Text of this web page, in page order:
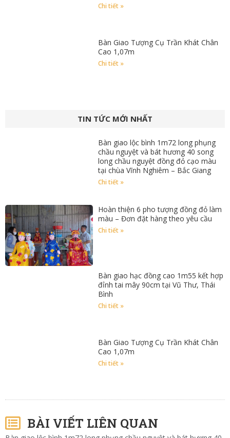
Chi tiết »
Bàn Giao Tượng Cụ Trần Khát Chân
Cao 1,07m
Chi tiết »
TIN TỨC MỚI NHẤT
Bàn giao lộc bình 1m72 long phụng
chầu nguyệt và bát hương 40 song
long chầu nguyệt đồng đỏ cạo màu
tại chùa Vĩnh Nghiêm – Bắc Giang
Chi tiết »
Hoàn thiện 6 pho tượng đồng đỏ làm
màu – Đơn đặt hàng theo yêu cầu
Chi tiết »
Bàn giao hạc đồng cao 1m55 kết hợp
đỉnh tai mây 90cm tại Vũ Thư, Thái
Bình
Chi tiết »
Bàn Giao Tượng Cụ Trần Khát Chân
Cao 1,07m
Chi tiết »
BÀI VIẾT LIÊN QUAN